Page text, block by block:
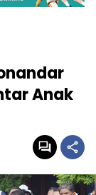
Anak